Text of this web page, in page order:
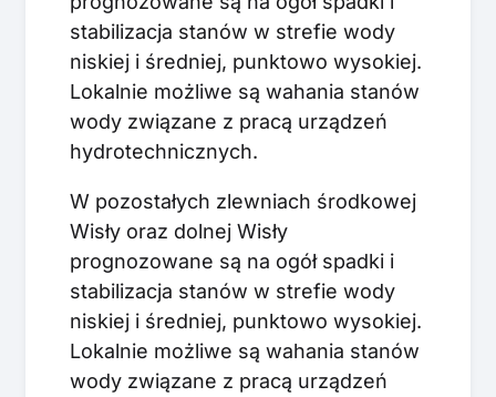
stabilizacja stanów w strefie wody
niskiej i średniej, punktowo wysokiej.
Lokalnie możliwe są wahania stanów
wody związane z pracą urządzeń
hydrotechnicznych.
W pozostałych zlewniach środkowej
Wisły oraz dolnej Wisły
prognozowane są na ogół spadki i
stabilizacja stanów w strefie wody
niskiej i średniej, punktowo wysokiej.
Lokalnie możliwe są wahania stanów
wody związane z pracą urządzeń